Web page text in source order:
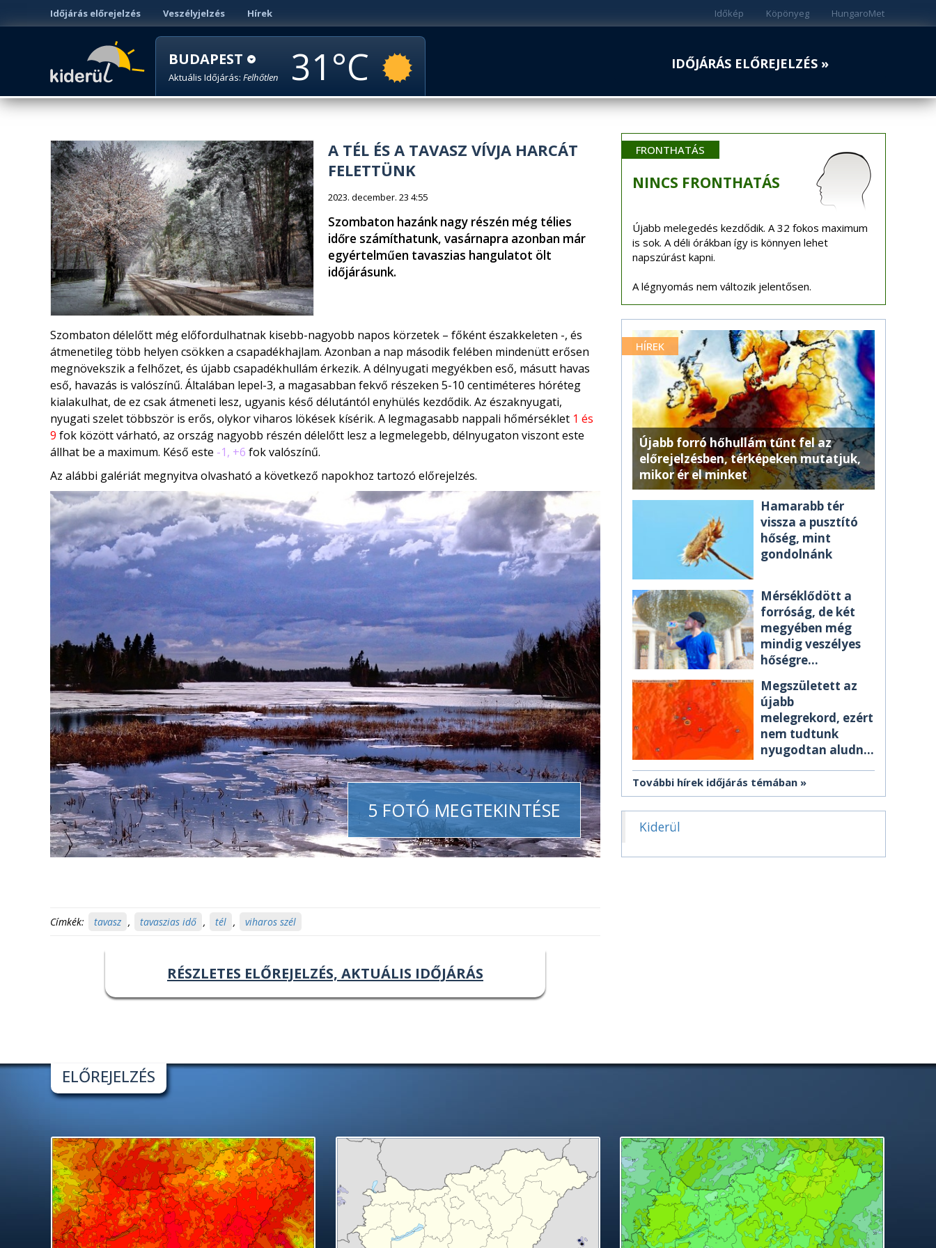
Időjárás előrejelzés Veszélyjelzés Hírek HungaroMet
Köpönyeg
Időkép
BUDAPEST
Aktuális Időjárás: Felhőtlen 31 IDŐJÁRÁS ELŐREJELZÉS »
A TÉL ÉS A TAVASZ VÍVJA HARCÁT
FELETTÜNK
2023. december. 23 4:55
Szombaton hazánk nagy részén még télies
időre számíthatunk, vasárnapra azonban már
egyértelműen tavaszias hangulatot ölt
időjárásunk.
Szombaton délelőtt még előfordulhatnak kisebb-nagyobb napos körzetek – főként északkeleten -, és
átmenetileg több helyen csökken a csapadékhajlam. Azonban a nap második felében mindenütt erősen
megnövekszik a felhőzet, és újabb csapadékhullám érkezik. A délnyugati megyékben eső, másutt havas
eső, havazás is valószínű. Általában lepel-3, a magasabban fekvő részeken 5-10 centiméteres hóréteg
kialakulhat, de ez csak átmeneti lesz, ugyanis késő délutántól enyhülés kezdődik. Az északnyugati,
nyugati szelet többször is erős, olykor viharos lökések kísérik. A legmagasabb nappali hőmérséklet 1 és
9 fok között várható, az ország nagyobb részén délelőtt lesz a legmelegebb, délnyugaton viszont este
állhat be a maximum. Késő este -1, +6 fok valószínű.
Az alábbi galériát megnyitva olvasható a következő napokhoz tartozó előrejelzés.
5 FOTÓ MEGTEKINTÉSE
Címkék: tavasz , tavaszias idő , tél , viharos szél
RÉSZLETES ELŐREJELZÉS, AKTUÁLIS IDŐJÁRÁS
FRONTHATÁS
NINCS FRONTHATÁS
Újabb melegedés kezdődik. A 32 fokos maximum
is sok. A déli órákban így is könnyen lehet
napszúrást kapni.
A légnyomás nem változik jelentősen.
HÍREK
Újabb forró hőhullám tűnt fel az
előrejelzésben, térképeken mutatjuk,
mikor ér el minket
Hamarabb tér
vissza a pusztító
hőség, mint
gondolnánk
Mérséklődött a
forróság, de két
megyében még
mindig veszélyes
hőségre
Megszületett az
újabb
melegrekord, ezért
nem tudtunk
nyugodtan aludni
További hírek időjárás témában
Kiderül
ELŐREJELZÉS